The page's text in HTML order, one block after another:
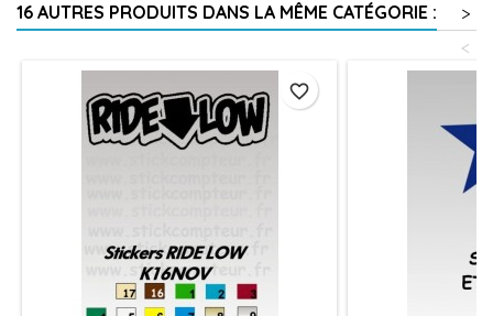
16 AUTRES PRODUITS DANS LA MÊME CATÉGORIE :
>
<
favorite_border